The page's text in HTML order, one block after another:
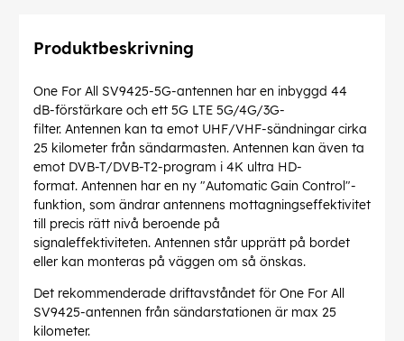
Produktbeskrivning
One For All SV9425-5G-antennen har en inbyggd 44
dB-förstärkare och ett 5G LTE 5G/4G/3G-
filter. Antennen kan ta emot UHF/VHF-sändningar cirka
25 kilometer från sändarmasten. Antennen kan även ta
emot DVB-T/DVB-T2-program i 4K ultra HD-
format. Antennen har en ny "Automatic Gain Control"-
funktion, som ändrar antennens mottagningseffektivitet
till precis rätt nivå beroende på
signaleffektiviteten. Antennen står upprätt på bordet
eller kan monteras på väggen om så önskas.
Det rekommenderade driftavståndet för One For All
SV9425-antennen från sändarstationen är max 25
kilometer.